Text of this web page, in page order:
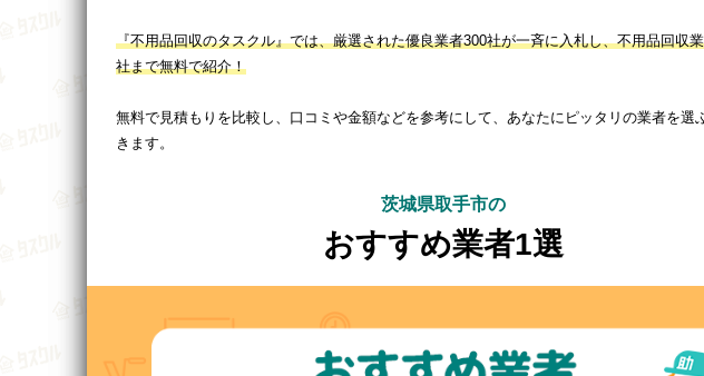
『不用品回収のタスクル』では、厳選された優良業者300社が一斉に入札し、不用品回収
社まで無料で紹介！
無料で見積もりを比較し、口コミや金額などを参考にして、あなたにピッタリの業者を選
きます。
茨城県取手市の
おすすめ業者1選